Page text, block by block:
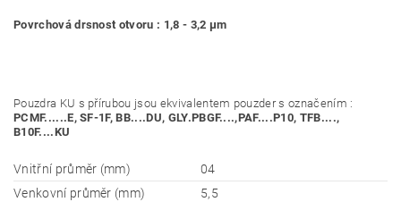
Povrchová drsnost otvoru : 1,8 - 3,2 μm
Pouzdra KU s přírubou jsou ekvivalentem pouzder s označením :
PCMF......E, SF-1F, BB....DU, GLY.PBGF....,PAF....P10, TFB....,
B10F....KU
Vnitřní průměr (mm)
04
Venkovní průměr (mm)
5,5